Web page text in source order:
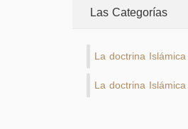
Las Categorías
La doctrina Islámica
La doctrina Islámica